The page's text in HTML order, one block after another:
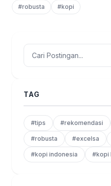
#robusta
#kopi
TAG
#tips #rekomendasi
#robusta #excelsa
#kopi indonesia #kopi